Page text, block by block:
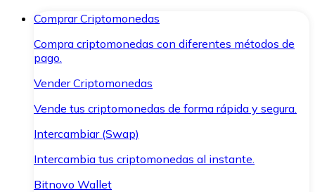
Comprar Criptomonedas
Compra criptomonedas con diferentes métodos de
pago.
Vender Criptomonedas
Vende tus criptomonedas de forma rápida y segura.
Intercambiar (Swap)
Intercambia tus criptomonedas al instante.
Bitnovo Wallet